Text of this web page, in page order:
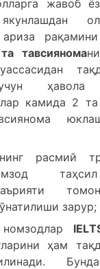
жавоб
ариза
тавсиянома
ҳавола
камида 2
расмий
таҳсил
зарур;
ҳам